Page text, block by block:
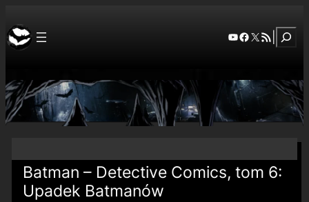
YouTube
Facebook
X RSS Feed
Batman – Detective Comics, tom 6:
Upadek Batmanów